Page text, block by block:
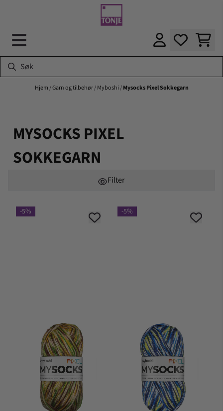
Hjem/Garn og tilbehør/Myboshi/Mysocks Pixel Sokkegarn
MYSOCKS PIXEL
SOKKEGARN
Filter
-5% -5%